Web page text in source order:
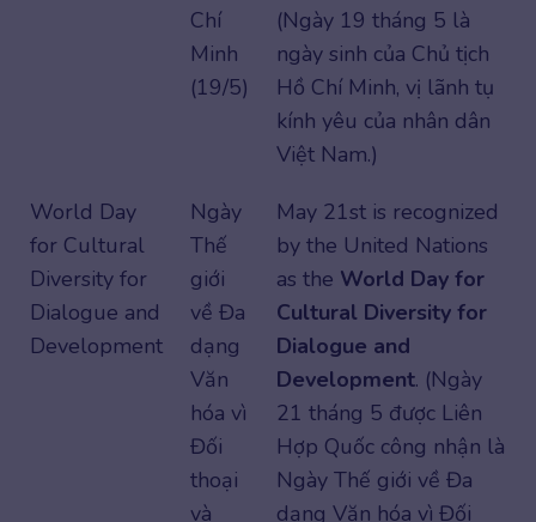
Chí
Minh
(19/5)
(Ngày 19 tháng 5 là
ngày sinh của Chủ tịch
Hồ Chí Minh, vị lãnh tụ
kính yêu của nhân dân
Việt Nam.)
World Day
for Cultural
Diversity for
Dialogue and
Development
Ngày
Thế
giới
về Đa
dạng
Văn
hóa vì
Đối
thoại
và
May 21st is recognized
by the United Nations
as the World Day for
Cultural Diversity for
Dialogue and
Development. (Ngày
21 tháng 5 được Liên
Hợp Quốc công nhận là
Ngày Thế giới về Đa
dạng Văn hóa vì Đối